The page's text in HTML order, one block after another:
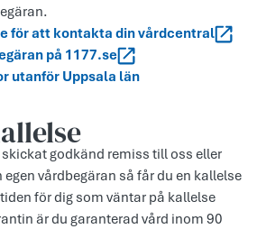
för att kontakta din vårdcentral
på 1177.se
utanför Uppsala län
godkänd remiss till oss eller
vårdbegäran så får du en kallelse
för dig som väntar på kallelse
är du garanterad vård inom 90